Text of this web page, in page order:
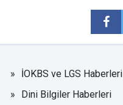
İOKBS ve LGS Haberleri
Dini Bilgiler Haberleri